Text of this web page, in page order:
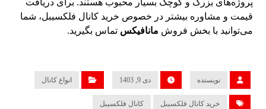
پروژه‌های بزرگ و کوچک بسیار محبوب هستند. برای دریافت
قیمت و مشاوره بیشتر در خصوص خرید کانال فلکسیبل، شما
می‌توانید با بخش فروش مانافیکس تماس بگیرید.
نویسنده دی 9, 1403 انواع کانال
خرید کانال فلکسیبل کانال فلکسیبل